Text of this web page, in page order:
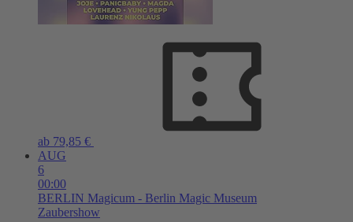
ab 79,85 €
AUG
6
00:00
BERLIN Magicum - Berlin Magic Museum
Zaubershow